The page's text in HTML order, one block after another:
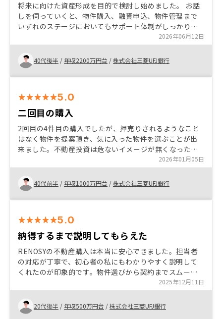
将来に向けた資産形成を目的で検討し始めました。 お話
しを伺っていくと、物件購入、融資申込、物件管理まで
いずれのステージにおいてもサポート体制がしっかりし
ていることに加え、取り扱い物件が非常に豊富だったこ
とも購入を後押ししてくれました。 特に無し。
2026年06月12日
40代後半 / 年収2200万円台 /株式会社三菱UFJ銀行
5.0
二回目の購入
2回目の4件目の購入でしたが、押売りされるようなこと
はなく物件を提案頂き、気に入った物件を選ぶことが出
来ました。不動産投資は危ないイメージが無くなった訳
ではないですが、リスクを理解して投資することは魅力
を感じています。 知名度をあげる
2026年01月05日
40代前半 / 年収1000万円台 /株式会社三菱UFJ銀行
5.0
納得するまで説明してもらえた
RENOSYの不動産購入は本当に安心できました。担当者
の対応が丁寧で、初心者の私にもわかりやすく説明して
くれたのが印象的です。物件選びから契約までスムーズ
で、サポート体制もしっかりしていました。資産運用と
してのアドバイスも的確で、信頼できるパートナーに出
会えたと感じています。購入後のフォローも行き届いて
おり、RENOSYを選んで本当によかったです。
2025年12月11日
20代後半 / 年収500万円台 /株式会社三菱UFJ銀行